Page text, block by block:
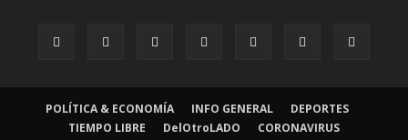
POLÍTICA & ECONOMÍA INFO GENERAL
DEPORTES
TIEMPO LIBRE
DelOtroLADO CORONAVIRUS